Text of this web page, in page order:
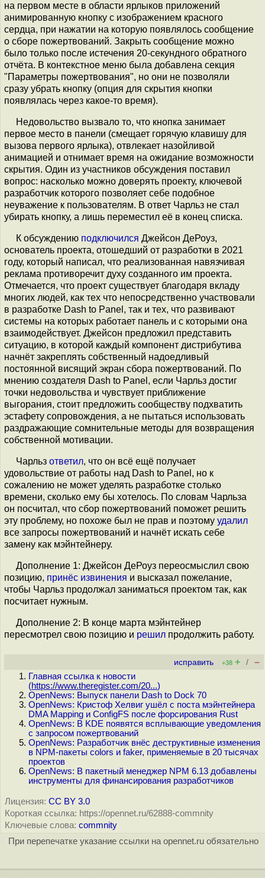
на первом месте в области ярлыков приложений
анимированную кнопку с изображением красного
сердца, при нажатии на которую появлялось сообщение
о сборе пожертвований. Закрыть сообщение можно
было только после истечения 20-секундного обратного
отчёта. В контекстное меню была добавлена секция
"Параметры пожертвования", но они не позволяли
сразу убрать кнопку (опция для скрытия кнопки
появлялась через какое-то время).
Недовольство вызвало то, что кнопка занимает
первое место в панели (смещает горячую клавишу для
вызова первого ярлыка), отвлекает назойливой
анимацией и отнимает время на ожидание возможности
скрытия. Один из участников обсуждения поставил
вопрос: насколько можно доверять проекту, ключевой
разработчик которого позволяет себе подобное
неуважение к пользователям. В ответ Чарльз не стал
убирать кнопку, а лишь переместил её в конец списка.
К обсуждению подключился Джейсон ДеРоуз,
основатель проекта, отошедший от разработки в 2021
году, который написал, что реализованная навязчивая
реклама противоречит духу созданного им проекта.
Отмечается, что проект существует благодаря вкладу
многих людей, как тех что непосредственно участвовали
в разработке Dash to Panel, так и тех, что развивают
системы на которых работает панель и с которыми она
взаимодействует. Джейсон предложил представить
ситуацию, в которой каждый компонент дистрибутива
начнёт закреплять собственный надоедливый
постоянной висящий экран сбора пожертвований. По
мнению создателя Dash to Panel, если Чарльз достиг
точки недовольства и чувствует приближение
выгорания, стоит предложить сообществу подхватить
эстафету сопровождения, а не пытаться использовать
раздражающие сомнительные методы для возвращения
собственной мотивации.
Чарльз ответил, что он всё ещё получает
удовольствие от работы над Dash to Panel, но к
сожалению не может уделять разработке столько
времени, сколько ему бы хотелось. По словам Чарльза
он посчитал, что сбор пожертвований поможет решить
эту проблему, но похоже был не прав и поэтому удалил
все запросы пожертвований и начнёт искать себе
замену как мэйнтейнеру.
Дополнение 1: Джейсон ДеРоуз переосмыслил свою
позицию, принёс извинения и высказал пожелание,
чтобы Чарльз продолжал заниматься проектом так, как
посчитает нужным.
Дополнение 2: В конце марта мэйнтейнер
пересмотрел свою позицию и решил продолжить работу.
исправить +38 + / –
Главная ссылка к новости
(https://www.theregister.com/20...)
OpenNews: Выпуск панели Dash to Dock 70
OpenNews: Кристоф Хелвиг ушёл с поста мэйнтейнера
DMA Mapping и ConfigFS после форсирования Rust
OpenNews: В KDE появятся всплывающие уведомления
с запросом пожертвований
OpenNews: Разработчик внёс деструктивные изменения
в NPM-пакеты colors и faker, применяемые в 20 тысячах
проектов
OpenNews: В пакетный менеджер NPM 6.13 добавлены
инструменты для финансирования разработчиков
Лицензия: CC BY 3.0
Короткая ссылка: https://opennet.ru/62888-commnity
Ключевые слова: commnity
При перепечатке указание ссылки на opennet.ru обязательно